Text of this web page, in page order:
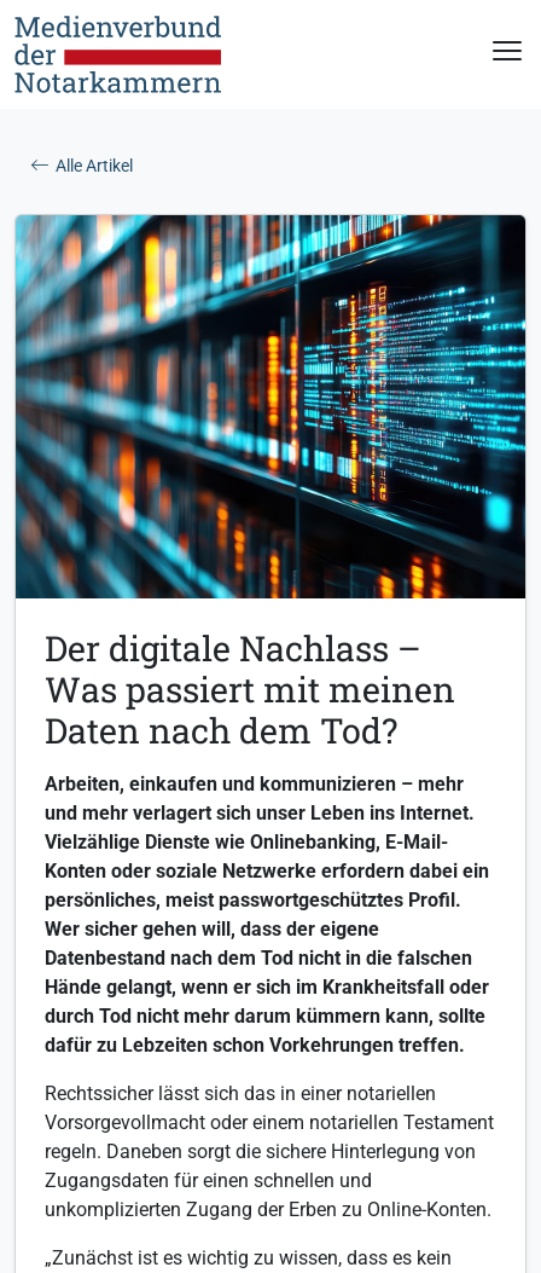
Alle Artikel
Der digitale Nachlass –
Was passiert mit meinen
Daten nach dem Tod?
Arbeiten, einkaufen und kommunizieren – mehr
und mehr verlagert sich unser Leben ins Internet.
Vielzählige Dienste wie Onlinebanking, E-Mail-
Konten oder soziale Netzwerke erfordern dabei ein
persönliches, meist passwortgeschütztes Profil.
Wer sicher gehen will, dass der eigene
Datenbestand nach dem Tod nicht in die falschen
Hände gelangt, wenn er sich im Krankheitsfall oder
durch Tod nicht mehr darum kümmern kann, sollte
dafür zu Lebzeiten schon Vorkehrungen treffen.
Rechtssicher lässt sich das in einer notariellen
Vorsorgevollmacht oder einem notariellen Testament
regeln. Daneben sorgt die sichere Hinterlegung von
Zugangsdaten für einen schnellen und
unkomplizierten Zugang der Erben zu Online-Konten.
„Zunächst ist es wichtig zu wissen, dass es kein